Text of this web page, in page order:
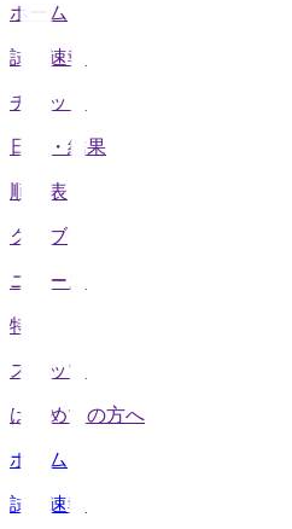
ホーム
試合速報
チケット
日程・結果
順位表
クラブ
ニュース
特集
スタッツ
はじめての方へ
ホーム
試合速報